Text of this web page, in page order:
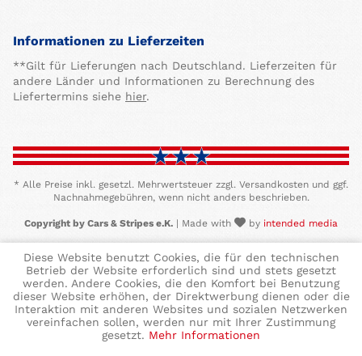
Informationen zu Lieferzeiten
**Gilt für Lieferungen nach Deutschland. Lieferzeiten für
andere Länder und Informationen zu Berechnung des
Liefertermins siehe hier.
* Alle Preise inkl. gesetzl. Mehrwertsteuer zzgl. Versandkosten und ggf.
Nachnahmegebühren, wenn nicht anders beschrieben.
Copyright by Cars & Stripes e.K. | Made with by intended media
Diese Website benutzt Cookies, die für den technischen
Betrieb der Website erforderlich sind und stets gesetzt
werden. Andere Cookies, die den Komfort bei Benutzung
dieser Website erhöhen, der Direktwerbung dienen oder die
Interaktion mit anderen Websites und sozialen Netzwerken
vereinfachen sollen, werden nur mit Ihrer Zustimmung
gesetzt. Mehr Informationen